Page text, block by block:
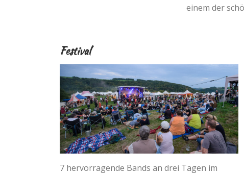
einem der
Festival
7 hervorragende Bands an drei Tagen im